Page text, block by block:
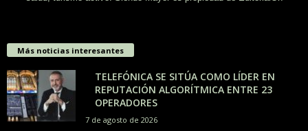
Más noticias interesantes
TELEFÓNICA SE SITÚA COMO LÍDER EN
REPUTACIÓN ALGORÍTMICA ENTRE 23
OPERADORES
7 de agosto de 2026